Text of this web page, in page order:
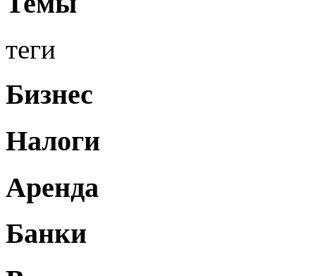
теги
Бизнес
Налоги
Аренда
Банки